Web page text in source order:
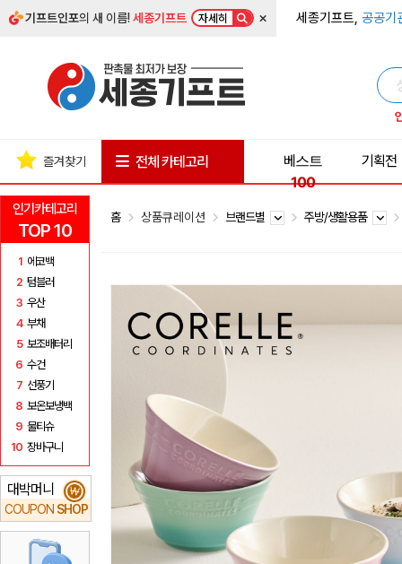
기프트인포의 새 이름!세종기프트 자세히 × 세종기프트, 공공기
인기카테고리
TOP 10
1 에코백
2 텀블러
3 우산
4 부채
5 보조배터리
6 수건
7 선풍기
8 보온보냉백
9 물티슈
10 장바구니
대박머니
COUPON SHOP
₩
즐겨찾기 전체 카테고리
베스트
100
기획전
홈 상품큐레이션 브랜드별 주방/생활용품